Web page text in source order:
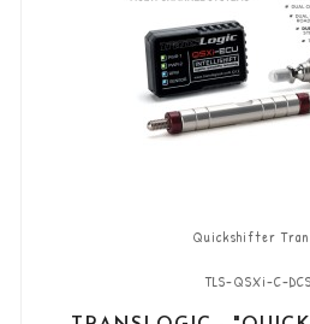
Quickshifter
TLS-QSXi-C-